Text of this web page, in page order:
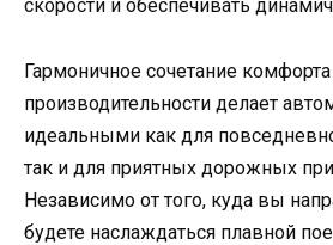
скорости и обеспечивать
Гармоничное сочетание
производительности делает
идеальными как для
так и для приятных дорожных
Независимо от того, куда вы
будете наслаждаться плавной